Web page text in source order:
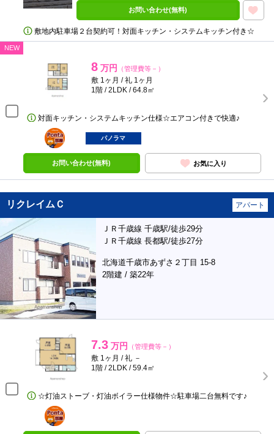
お問い合わせ(無料)
敷地内駐車場２台契約可！対面キッチン・システムキッチン付き☆
NEW
8 万円 （管理費等－）
敷 1ヶ月 / 礼 1ヶ月
1階 / 2LDK / 64.8㎡
対面キッチン・システムキッチン仕様☆エアコン付きで快適♪
ポンタ
部屋
パノラマ
お問い合わせ(無料) お気に入り
リクレイムＣ アパート
ＪＲ千歳線 千歳駅/徒歩29分
ＪＲ千歳線 長都駅/徒歩27分
北海道千歳市あずさ２丁目 15-8
2階建 / 築22年
7.3 万円 （管理費等－）
敷 1ヶ月 / 礼 －
1階 / 2LDK / 59.4㎡
☆灯油ストーブ・灯油ボイラー仕様物件☆駐車場二台無料です♪
ポンタ
部屋